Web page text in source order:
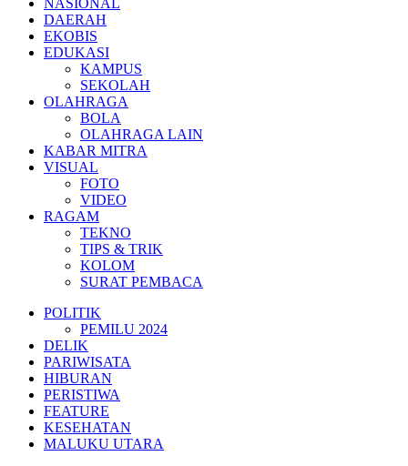
DAERAH
EKOBIS
EDUKASI
KAMPUS
SEKOLAH
OLAHRAGA
BOLA
OLAHRAGA LAIN
KABAR MITRA
VISUAL
FOTO
VIDEO
RAGAM
TEKNO
TIPS & TRIK
KOLOM
SURAT PEMBACA
POLITIK
PEMILU 2024
DELIK
PARIWISATA
HIBURAN
PERISTIWA
FEATURE
KESEHATAN
MALUKU UTARA